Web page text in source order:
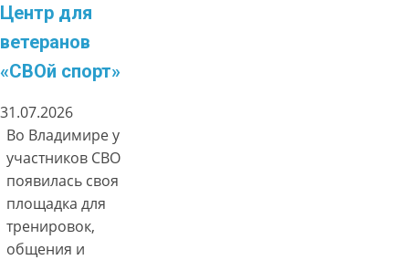
Центр для
ветеранов
«СВОй спорт»
31.07.2026
Во Владимире у
участников СВО
появилась своя
площадка для
тренировок,
общения и